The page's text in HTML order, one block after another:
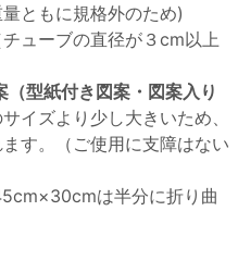
ともに規格外のため)
ューブの直径が３cm以上
（型紙付き図案・図案入り
イズより少し大きいため、
す。（ご使用に支障はない
は半分に折り曲